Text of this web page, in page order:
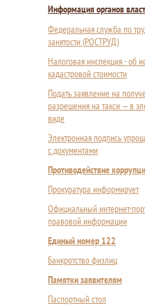
Информация органов
Федеральная служба по
занятости (РОСТРУД)
Налоговая инспекция - об
кадастровой стоимости
Подать заявление на
разрешения на такси — в
виде
Электронная подпись
с документами
Противодействие
Прокуратура информирует
Официальный интернет-
правовой информации
Единый номер 122
Банкротство физлиц
Памятки заявителям
Паспортный стол